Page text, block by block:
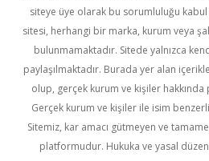
siteye üye olarak bu sorumluluğu kabul
sitesi, herhangi bir marka, kurum veya
bulunmamaktadır. Sitede yalnızca
paylaşılmaktadır. Burada yer alan
olup, gerçek kurum ve kişiler hakkında
Gerçek kurum ve kişiler ile isim
Sitemiz, kar amacı gütmeyen ve
platformudur. Hukuka ve yasal